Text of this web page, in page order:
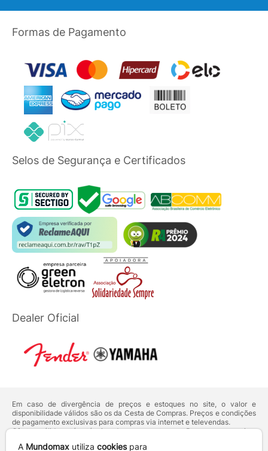
Formas de Pagamento
Selos de Segurança e Certificados
Dealer Oficial
Em caso de divergência de preços e estoques no site, o valor e
disponibilidade válidos são os da Cesta de Compras. Preços e condições
de pagamento exclusivas para compras via internet e televendas.
Ofertas válidas até o término de nossos estoques. Para compras acima
deVenda Corporativa.
A Mundomax utiliza cookiespara